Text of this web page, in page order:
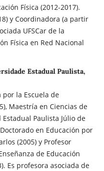
Física (2012-2017).
y Coordinadora (a partir
UFSCar de la
Física en Red Nacional
Estadual Paulista,
por la Escuela de
Maestría en Ciencias de
Paulista Júlio de
en Educación por
(2005) y Profesor
de Educación
Es profesora asociada de